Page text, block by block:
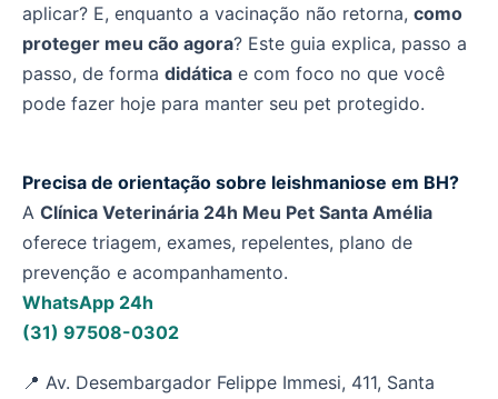
aplicar? E, enquanto a vacinação não retorna, como
proteger meu cão agora? Este guia explica, passo a
passo, de forma didática e com foco no que você
pode fazer hoje para manter seu pet protegido.
Precisa de orientação sobre leishmaniose em BH?
A Clínica Veterinária 24h Meu Pet Santa Amélia
oferece triagem, exames, repelentes, plano de
prevenção e acompanhamento.
WhatsApp 24h
(31) 97508-0302
📍 Av. Desembargador Felippe Immesi, 411, Santa